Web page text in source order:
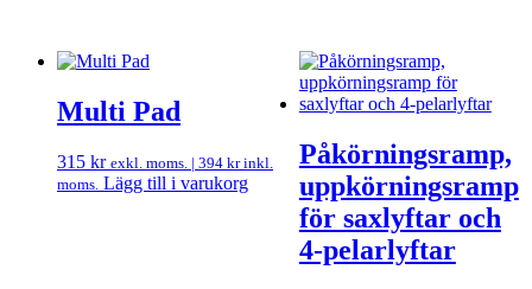
Multi Pad
315 kr exkl. moms. | 394 krinkl.
moms. Lägg till i varukorg
Påkörningsramp,
uppkörningsramp
för saxlyftar och
4-pelarlyftar